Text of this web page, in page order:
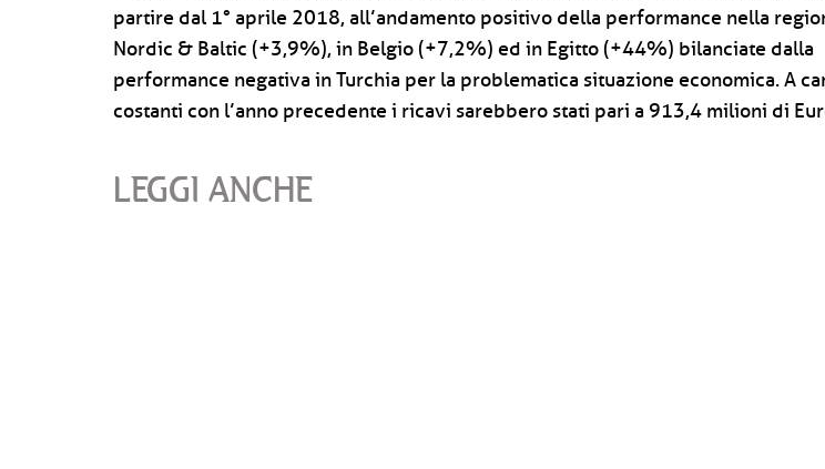
partire dal 1° aprile 2018, all’andamento positivo della performance nella
Nordic & Baltic (+3,9%), in Belgio (+7,2%) ed in Egitto (+44%) bilanciate dalla
performance negativa in Turchia per la problematica situazione economica. A
costanti con l’anno precedente i ricavi sarebbero stati pari a 913,4 milioni di
LEGGI ANCHE